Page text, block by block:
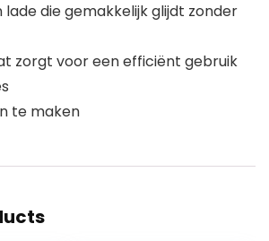
lade die gemakkelijk glijdt zonder
zorgt voor een efficiënt gebruik
te maken